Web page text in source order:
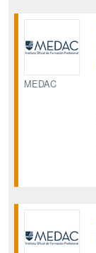
MEDAC